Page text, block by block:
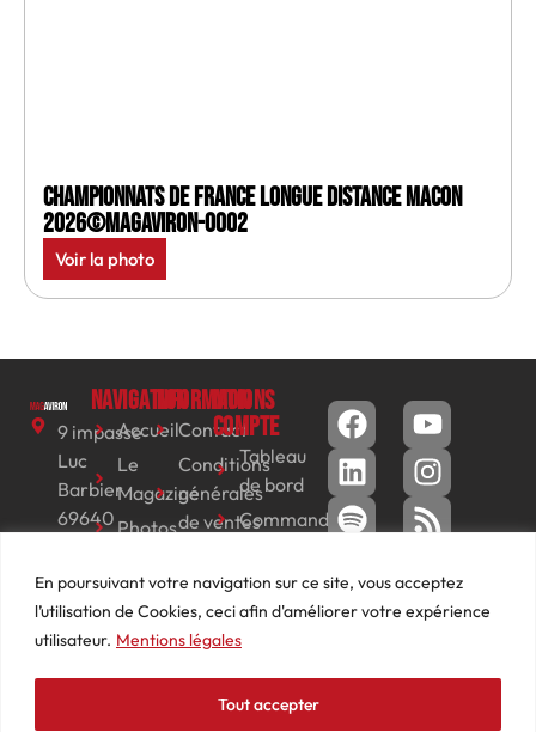
En poursuivant votre navigation sur ce site, vous acceptez
l’utilisation de Cookies, ceci afin d'améliorer votre expérience
utilisateur. Mentions légales
Tout accepter
Championnats de France longue distance Macon
2026©MagAviron-0002
Voir la photo
9 impasse
Luc
Barbier
69640
04
74
66
Navigation
Accueil
Le
Magazine
Photos
Vidéos
Podcasts
Informations
Contact
Conditions
générales
de ventes
légales
Mon
compte
Tableau
de bord
Commandes
Adresses
Détails
du
compte